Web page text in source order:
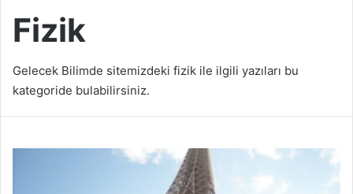
Fizik
Gelecek Bilimde sitemizdeki fizik ile ilgili yazıları bu
kategoride bulabilirsiniz.